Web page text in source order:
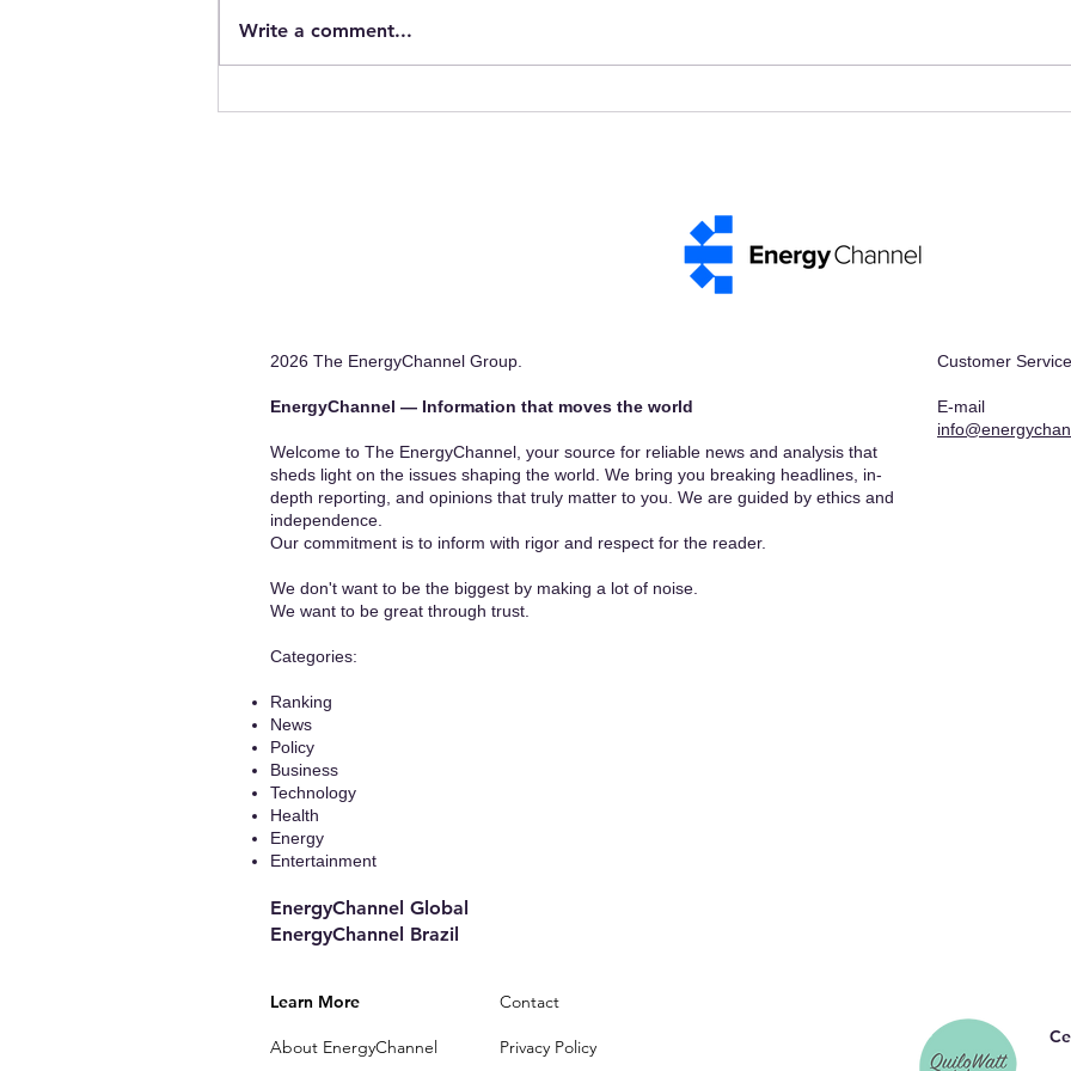
The End of Energy
Write a comment...
2026 The EnergyChannel Group.
EnergyChannel — Information that moves the world​
Welcome to The EnergyChannel, your source for reliable news and analysis that
sheds light on the issues shaping the world. We bring you breaking headlines, in-
depth reporting, and opinions that truly matter to you. We are guided by ethics and
independence.
Our commitment is to inform with rigor and respect for the reader.
We don't want to be the biggest by making a lot of noise.
We want to be great through trust.
​Categories:
Ranking
News
Policy
Business
Technology
Health
Energy
Entertainment
EnergyChannel Global​
EnergyChannel Brazil
Customer
E-mail
Learn More
About EnergyChannel
Contact
Privacy Policy